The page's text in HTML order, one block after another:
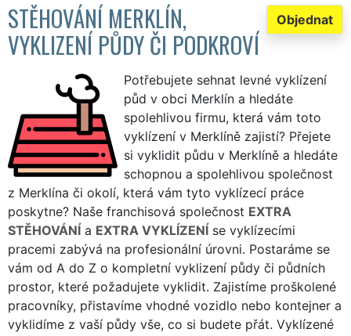
Objednat
STĚHOVÁNÍ MERKLÍN,
VYKLIZENÍ PŮDY ČI PODKROVÍ
Potřebujete sehnat levné vyklízení
půd v obci Merklín a hledáte
spolehlivou firmu, která vám toto
vyklízení v Merklíně zajistí? Přejete
si vyklidit půdu v Merklíně a hledáte
schopnou a spolehlivou společnost
z Merklína či okolí, která vám tyto vyklízecí práce
poskytne? Naše franchisová společnost EXTRA
STĚHOVÁNÍ a EXTRA VYKLÍZENÍ se vyklízecími
pracemi zabývá na profesionální úrovni. Postaráme se
vám od A do Z o kompletní vyklizení půdy či půdních
prostor, které požadujete vyklidit. Zajistíme proškolené
pracovníky, přistavíme vhodné vozidlo nebo kontejner a
vyklidíme z vaší půdy vše, co si budete přát. Vyklízené